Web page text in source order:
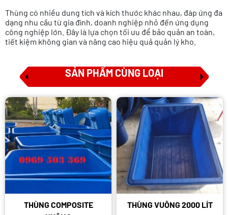
Thùng có nhiều dung tích và kích thước khác nhau, đáp ứng đa
dạng nhu cầu từ gia đình, doanh nghiệp nhỏ đến ứng dụng
công nghiệp lớn. Đây là lựa chọn tối ưu để bảo quản an toàn,
tiết kiệm không gian và nâng cao hiệu quả quản lý kho.
SẢN PHẨM CÙNG LOẠI
THÙNG COMPOSITE
THÙNG VUÔNG 2000 LÍT